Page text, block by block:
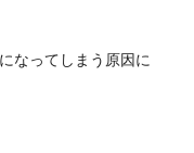
なってしまう原因に